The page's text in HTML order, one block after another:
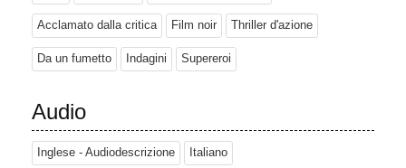
Acclamato dalla critica Film noir Thriller d'azione
Da un fumetto Indagini Supereroi
Audio
Inglese - Audiodescrizione Italiano